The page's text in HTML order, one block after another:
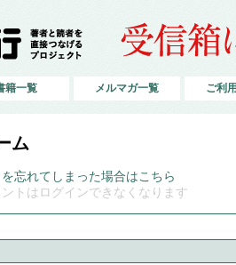
籍一覧 メルマガ一覧 ご利
ム
忘れてしまった場合はこちら
トはログインできなくなります